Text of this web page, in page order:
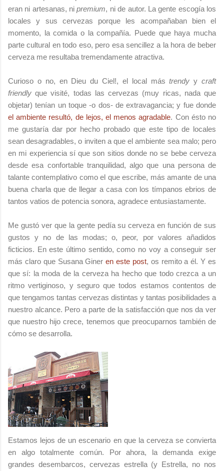
eran ni artesanas, nipremium, ni de autor. La gente escogía los
locales y sus cervezas porque les acompañaban bien el
momento, la comida o la compañía. Puede que haya mucha
parte cultural en todo eso, pero esa sencillez a la hora de beber
cerveza me resultaba tremendamente atractiva.
Curioso o no, en Dieu du Ciel!, el local mástrendy ycraft
friendly que visité, todas las cervezas (muy ricas, nada que
objetar) tenían un toque -o dos- de extravagancia; y fue donde
el ambiente resultó, de lejos, el menos agradable. Con ésto no
me gustaría dar por hecho probado que este tipo de locales
sean desagradables, o inviten a que el ambiente sea malo; pero
en mi experiencia sí que son sitios donde no se bebe cerveza
desde esa confortable tranquilidad, algo que una persona de
talante contemplativo como el que escribe, más amante de una
buena charla que de llegar a casa con los tímpanos ebrios de
tantos vatios de potencia sonora, agradece entusiastamente.
Me gustó ver que la gente pedía su cerveza en función de sus
gustos y no de las modas; o, peor, por valores añadidos
ficticios. En este último sentido, como no voy a conseguir ser
más claro que Susana Gineren este post, os remito a él. Y es
que sí: la moda de la cerveza ha hecho que todo crezca a un
ritmo vertiginoso, y seguro que todos estamos contentos de
que tengamos tantas cervezas distintas y tantas posibilidades a
nuestro alcance. Pero a parte de la satisfacción que nos da ver
que nuestro hijo crece, tenemos que preocuparnos también de
cómo se desarrolla.
Estamos lejos de un escenario en que la cerveza se convierta
en algo totalmente común. Por ahora, la demanda exige
grandes desembarcos, cervezas estrella (y Estrella, no nos